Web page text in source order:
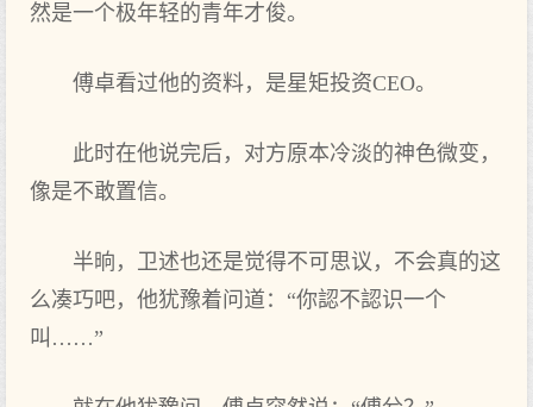
然是一个极年轻的青年才俊。
傅卓看过他的资料，是星矩投资CEO。
此时在他说完后，对方原本冷淡的神色微变，
像是不敢置信。
半晌，卫述也还是觉得不可思议，不会真的这
么凑巧吧，他犹豫着问道：“你認不認识一个
叫……”